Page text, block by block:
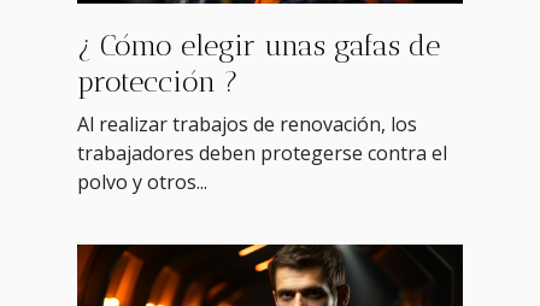
¿ Cómo elegir unas gafas de
protección ?
Al realizar trabajos de renovación, los
trabajadores deben protegerse contra el
polvo y otros...